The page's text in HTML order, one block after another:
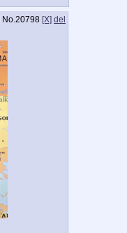
No.20798 [X] del